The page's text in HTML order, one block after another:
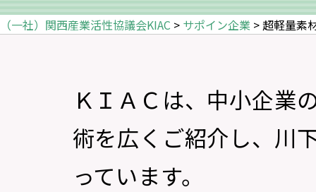
（一社）関西産業活性協議会KIAC > サポイン企業 >超軽量素
ＫＩＡＣは、中小企業
術を広くご紹介し、川
っています。